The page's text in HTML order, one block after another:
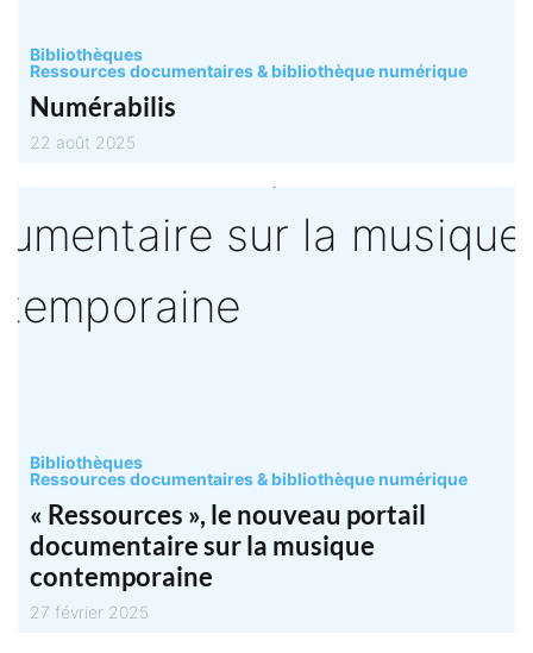
Bibliothèques
Ressources documentaires & bibliothèque numérique
Numérabilis
22 août 2025
Bibliothèques
Ressources documentaires & bibliothèque numérique
« Ressources », le nouveau portail
documentaire sur la musique
contemporaine
27 février 2025